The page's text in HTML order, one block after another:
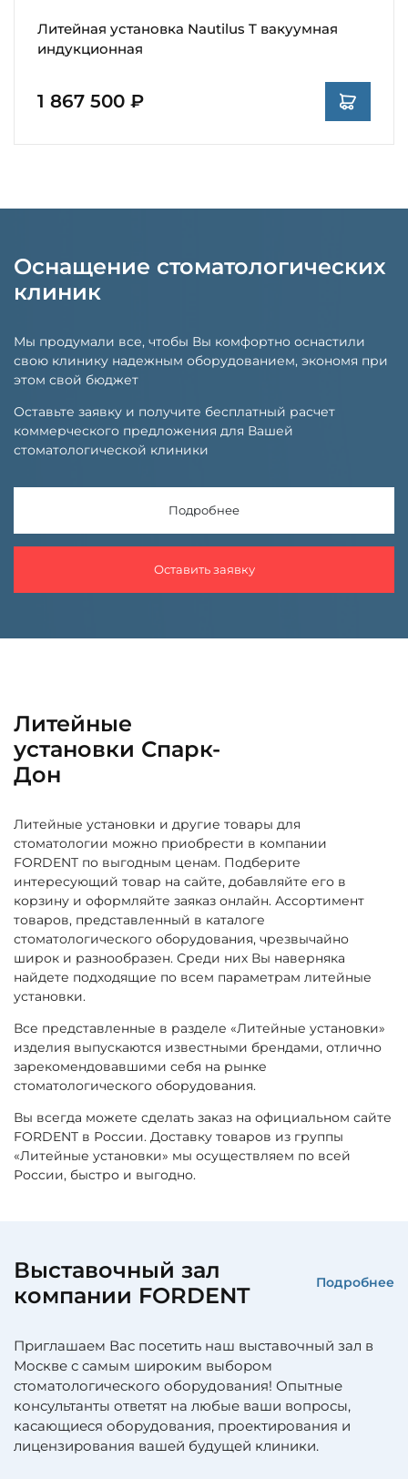
Литейная установка Nautilus T вакуумная
индукционная
1 867 500 ₽
Оснащение стоматологических
клиник
Мы продумали все, чтобы Вы комфортно оснастили
свою клинику надежным оборудованием, экономя при
этом свой бюджет
Оставьте заявку и получите бесплатный расчет
коммерческого предложения для Вашей
стоматологической клиники
Подробнее
Оставить заявку
Литейные
установки Спарк-
Дон
Литейные установки и другие товары для
стоматологии можно приобрести в компании
FORDENT по выгодным ценам. Подберите
интересующий товар на сайте, добавляйте его в
корзину и оформляйте заяказ онлайн. Ассортимент
товаров, представленный в каталоге
стоматологического оборудования, чрезвычайно
широк и разнообразен. Среди них Вы наверняка
найдете подходящие по всем параметрам литейные
установки.
Все представленные в разделе «Литейные установки»
изделия выпускаются известными брендами, отлично
зарекомендовавшими себя на рынке
стоматологического оборудования.
Вы всегда можете сделать заказ на официальном сайте
FORDENT в России. Доставку товаров из группы
«Литейные установки» мы осуществляем по всей
России, быстро и выгодно.
Выставочный зал
компании FORDENT
Подробнее
Приглашаем Вас посетить наш выставочный зал в
Москве с самым широким выбором
стоматологического оборудования! Опытные
консультанты ответят на любые ваши вопросы,
касающиеся оборудования, проектирования и
лицензирования вашей будущей клиники.